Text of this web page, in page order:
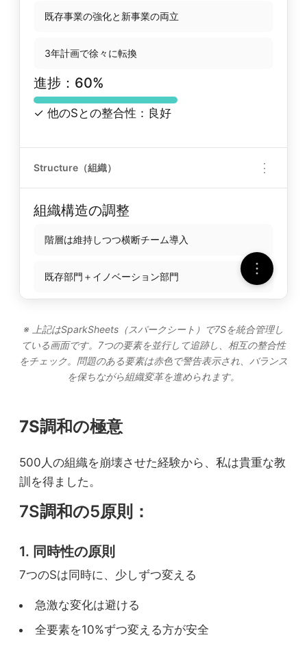
既存事業の強化と新事業の両立
3年計画で徐々に転換
進捗：60%
✓ 他のSとの整合性：良好
Structure（組織） ⋮
組織構造の調整
階層は維持しつつ横断チーム導入
既存部門＋イノベーション部門
進捗：40%
⚠️ Systemsとの調整必要
Systems（システム）
システム更新状況
業務プロセス：部分的に自動化
進捗：35%
⚠️ 更新遅れ - 優先度UP必要
※ 上記はSparkSheets（スパークシート）で7Sを統合管理し
ている画面です。7つの要素を並行して追跡し、相互の整合性
をチェック。問題のある要素は赤色で警告表示され、バランス
を保ちながら組織変革を進められます。
7S調和の極意
500人の組織を崩壊させた経験から、私は貴重な教
訓を得ました。
7S調和の5原則：
1. 同時性の原則
7つのSは同時に、少しずつ変える
急激な変化は避ける
全要素を10%ずつ変える方が安全